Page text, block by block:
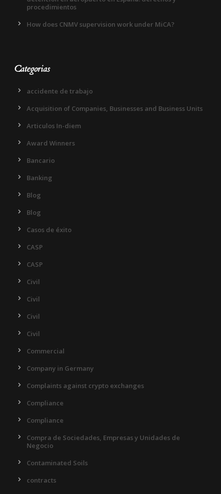
procedimientos
How does CNMV supervision work under MiCA?
Categorias
accidente de trabajo
Acquisition of Companies, Businesses and Business Units
Articulos In-diem
Award Winners
Bancario
Banking
Blog
Blog
Casos de éxito
CASP
CASP
Civil
Civil
Civil
Civil
Commercial
Company in Germany
Complaints against crypto exchanges
Compliance
Compliance
Compra de Sociedades, Empresas y Unidades de
Negocio
Contaminated Soils
contracts